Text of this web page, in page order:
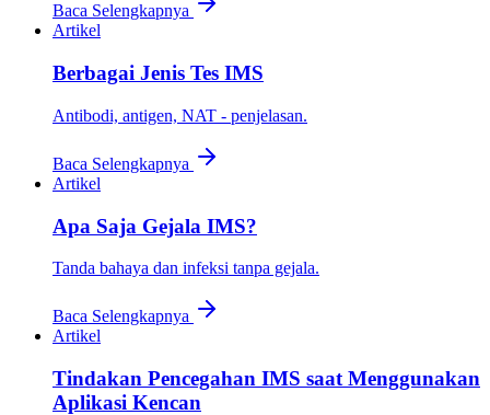
Baca Selengkapnya
Artikel
Berbagai Jenis Tes IMS
Antibodi, antigen, NAT - penjelasan.
Baca Selengkapnya
Artikel
Apa Saja Gejala IMS?
Tanda bahaya dan infeksi tanpa gejala.
Baca Selengkapnya
Artikel
Tindakan Pencegahan IMS saat Menggunakan
Aplikasi Kencan